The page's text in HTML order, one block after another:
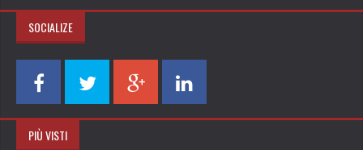
SOCIALIZE
PIÙ VISTI